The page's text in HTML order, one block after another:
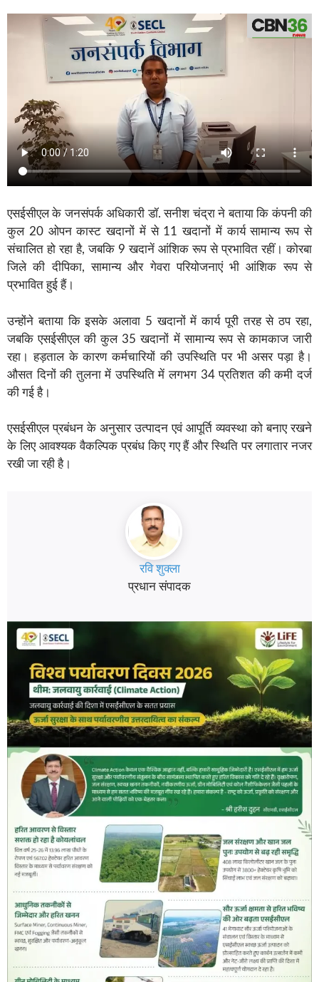
एसईसीएल के जनसंपर्क अधिकारी डॉ. सनीश चंद्रा ने बताया कि कंपनी की
कुल 20 ओपन कास्ट खदानों में से 11 खदानों में कार्य सामान्य रूप से
संचालित हो रहा है, जबकि 9 खदानें आंशिक रूप से प्रभावित रहीं। कोरबा
जिले की दीपिका, सामान्य और गेवरा परियोजनाएं भी आंशिक रूप से
प्रभावित हुई हैं।
उन्होंने बताया कि इसके अलावा 5 खदानों में कार्य पूरी तरह से ठप रहा,
जबकि एसईसीएल की कुल 35 खदानों में सामान्य रूप से कामकाज जारी
रहा। हड़ताल के कारण कर्मचारियों की उपस्थिति पर भी असर पड़ा है।
औसत दिनों की तुलना में उपस्थिति में लगभग 34 प्रतिशत की कमी दर्ज
की गई है।
एसईसीएल प्रबंधन के अनुसार उत्पादन एवं आपूर्ति व्यवस्था को बनाए रखने
के लिए आवश्यक वैकल्पिक प्रबंध किए गए हैं और स्थिति पर लगातार नजर
रखी जा रही है।
रवि शुक्ला
प्रधान संपादक